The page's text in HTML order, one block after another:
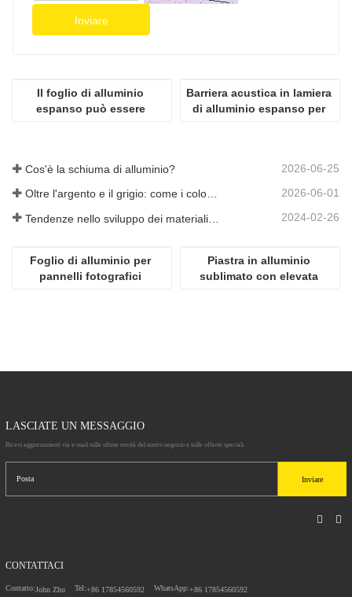
Inviare
Il foglio di alluminio
espanso può essere
Barriera acustica in lamiera
di alluminio espanso per
Cos'è la schiuma di alluminio? 2026-06-25
Oltre l'argento e il grigio: come i colori personalizzati aprono infinite possibilità per la schiuma di alluminio 2026-06-01
2024-02-26
Foglio di alluminio per
pannelli fotografici
Piastra in alluminio
sublimato con elevata
LASCIATE UN MESSAGGIO
Ricevi aggiornamenti via e-mail sulle ultime novità del nostro negozio e sulle offerte speciali.
Inviare
CONTATTACI
Contatto:John Zhu Tel:+86 17854560592 WhatsApp:+86 17854560592